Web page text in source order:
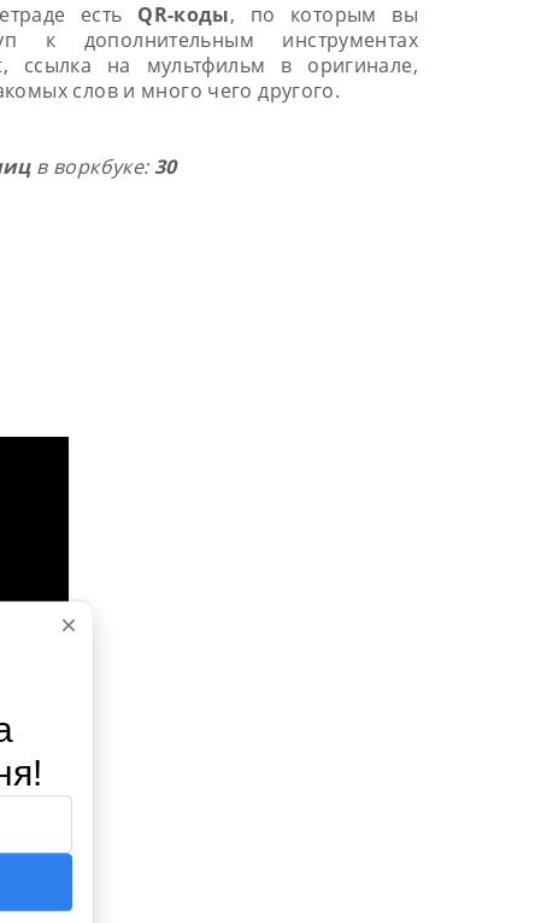
есть QR-коды, по которым вы
к дополнительным инструментах
ссылка на мультфильм в оригинале,
слов и много чего другого.
в воркбуке: 30